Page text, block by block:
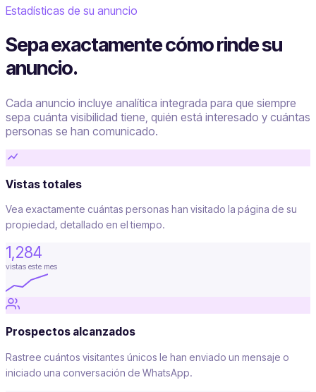
Estadísticas de su anuncio
Sepa exactamente cómo rinde su
anuncio.
Cada anuncio incluye analítica integrada para que siempre
sepa cuánta visibilidad tiene, quién está interesado y cuántas
personas se han comunicado.
Vistas totales
Vea exactamente cuántas personas han visitado la página de su
propiedad, detallado en el tiempo.
1,284
vistas este mes
Prospectos alcanzados
Rastree cuántos visitantes únicos le han enviado un mensaje o
iniciado una conversación de WhatsApp.